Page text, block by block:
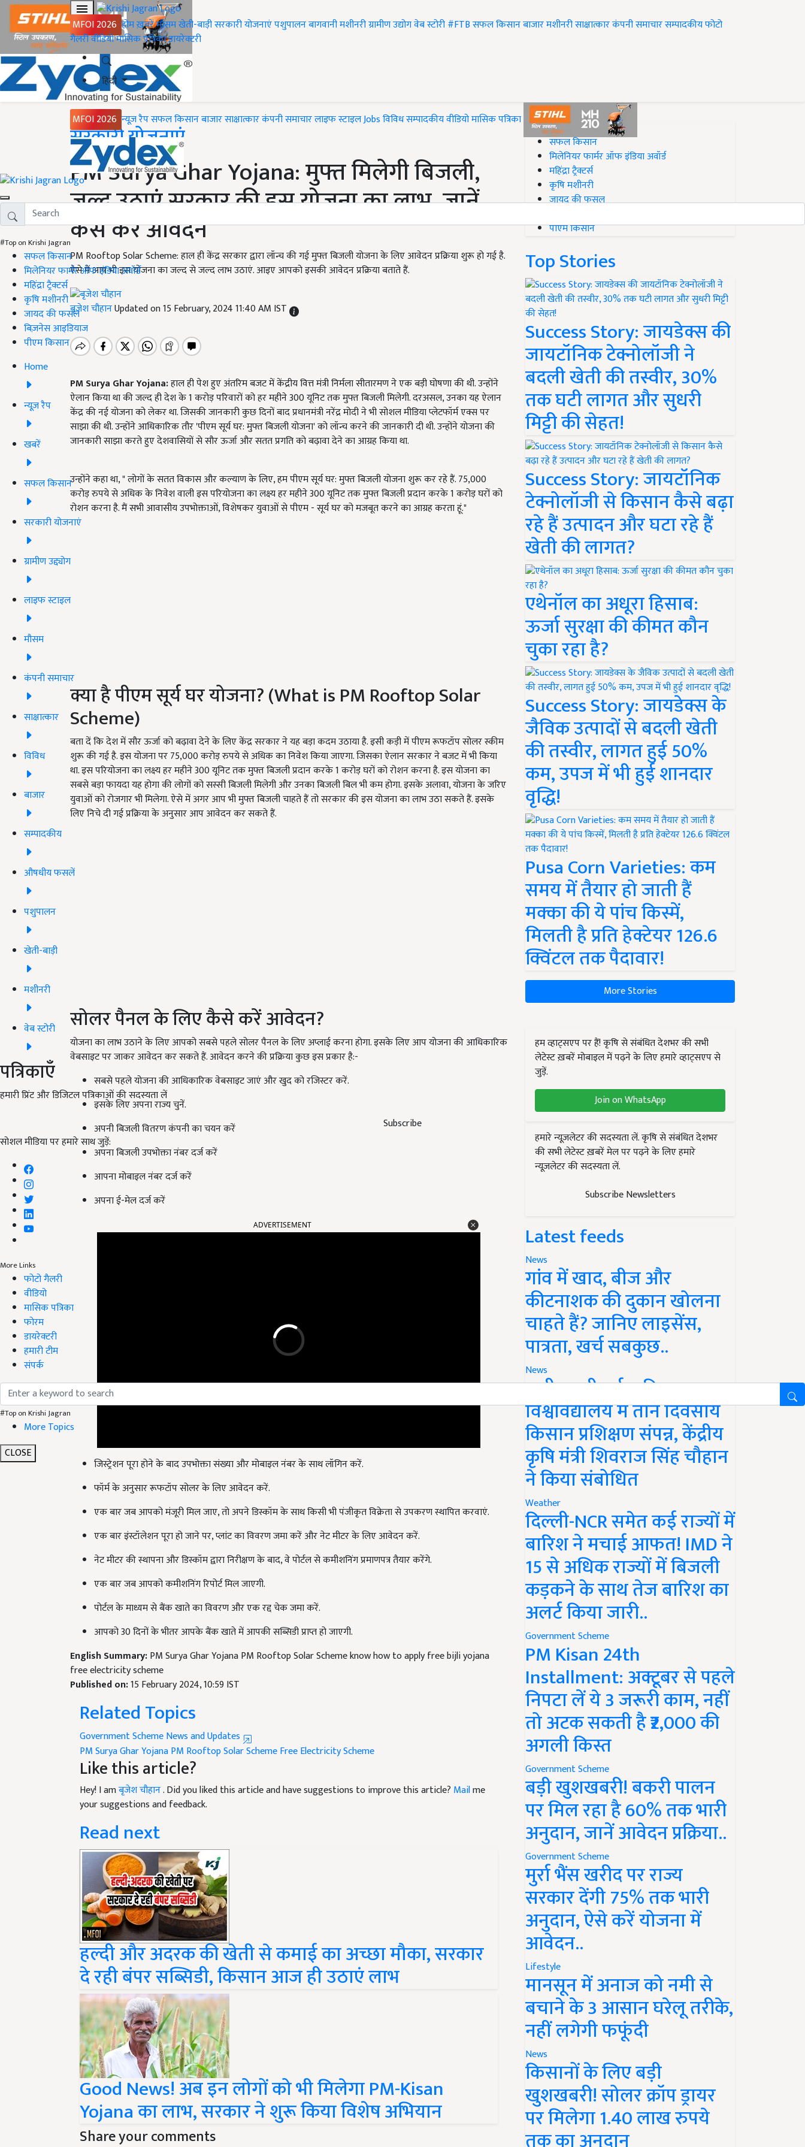
MFOI 2026 होमख़बरेंमौसमखेती-बाड़ीसरकारी योजनाएंपशुपालनबागवानीमशीनरीग्रामीण उद्योगवेब स्टोरी#FTBसफल किसानबाजारमशीनरीसाक्षात्कारकंपनी समाचारसम्पादकीयफोटो
गैलरीवीडियोमासिक पत्रिकाडायरेक्टरी
हिंदी
MFOI 2026 न्यूज़ रैपसफल किसानबाजारसाक्षात्कारकंपनी समाचारलाइफ स्टाइलJobsविविधसम्पादकीयवीडियोमासिक पत्रिका
#Top on Krishi Jagran
सफल किसान
मिलेनियर फार्मर ऑफ इंडिया अवॉर्ड
महिंद्रा ट्रैक्टर्स
कृषि मशीनरी
जायद की फसल
बिज़नेस आइडियाज
पीएम किसान
Home
न्यूज़ रैप
खबरें
सफल किसान
सरकारी योजनाएं
ग्रामीण उद्द्योग
लाइफ स्टाइल
मौसम
कंपनी समाचार
साक्षात्कार
विविध
बाजार
सम्पादकीय
औषधीय फसलें
पशुपालन
खेती-बाड़ी
मशीनरी
वेब स्टोरी
पत्रिकाएँ
हमारी प्रिंट और डिजिटल पत्रिकाओं की सदस्यता लें
Subscribe
सोशल मीडिया पर हमारे साथ जुड़ें:
More Links
फोटो गैलरी
वीडियो
मासिक पत्रिका
फोरम
डायरेक्टरी
हमारी टीम
संपर्क
#Top on Krishi Jagran
More Topics
CLOSE
Home
सरकारी योजनाएं
PM Surya Ghar Yojana: मुफ्त मिलेगी बिजली,
जल्द उठाएं सरकार की इस योजना का लाभ, जानें
कैसे करें आवेदन
PM Rooftop Solar Scheme: हाल ही केंद्र सरकार द्वारा लॉन्च की गई मुफ्त बिजली योजना के लिए आवेदन प्रक्रिया शुरू हो गई है.
ऐसे में आप भी इस योजना का जल्द से जल्द लाभ उठाएं. आइए आपको इसकी आवेदन प्रक्रिया बताते हैं.
बृजेश चौहानUpdated on 15 February, 2024 11:40 AM IST
PM Surya Ghar Yojana:हाल ही पेश हुए अंतरिम बजट में केंद्रीय वित्त मंत्री निर्मला सीतारमण ने एक बड़ी घोषणा की थी. उन्होंने
ऐलान किया था की जल्द ही देश के 1 करोड़ परिवारों को हर महीने 300 यूनिट तक मुफ्त बिजली मिलेगी. दरअसल, उनका यह ऐलान
केंद्र की नई योजना को लेकर था. जिसकी जानकारी कुछ दिनों बाद प्रधानमंत्री नरेंद्र मोदी ने भी सोशल मीडिया प्लेटफॉर्म एक्स पर
साझा की थी. उन्होंने आधिकारिक तौर 'पीएम सूर्य घर: मुफ्त बिजली योजना' को लॉन्च करने की जानकारी दी थी. उन्होंने योजना की
जानकारी साझा करते हुए देशवासियों से सौर ऊर्जा और सतत प्रगति को बढ़ावा देने का आग्रह किया था.
उन्होंने कहा था, " लोगों के सतत विकास और कल्याण के लिए, हम पीएम सूर्य घर: मुफ्त बिजली योजना शुरू कर रहे हैं. 75,000
करोड़ रुपये से अधिक के निवेश वाली इस परियोजना का लक्ष्य हर महीने 300 यूनिट तक मुफ्त बिजली प्रदान करके 1 करोड़ घरों को
रोशन करना है. मैं सभी आवासीय उपभोक्ताओं, विशेषकर युवाओं से पीएम - सूर्य घर को मजबूत करने का आग्रह करता हूं."
क्या है पीएम सूर्य घर योजना? (What is PM Rooftop Solar
Scheme)
बता दें कि देश में सौर ऊर्जा को बढ़ावा देने के लिए केंद्र सरकार ने यह बड़ा कदम उठाया है. इसी कड़ी में पीएम रूफटॉप सोलर स्कीम
शुरू की गई है. इस योजना पर 75,000 करोड़ रुपये से अधिक का निवेश किया जाएगा. जिसका ऐलान सरकार ने बजट में भी किया
था. इस परियोजना का लक्ष्य हर महीने 300 यूनिट तक मुफ्त बिजली प्रदान करके 1 करोड़ घरों को रोशन करना है. इस योजना का
सबसे बड़ा फायदा यह होगा की लोगों को सस्सी बिजली मिलेगी और उनका बिजली बिल भी कम होगा. इसके अलावा, योजना के जरिए
युवाओं को रोजगार भी मिलेगा. ऐसे में अगर आप भी मुफ्त बिजली चाहते हैं तो सरकार की इस योजना का लाभ उठा सकते हैं. इसके
लिए निचे दी गई प्रक्रिया के अनुसार आप आवेदन कर सकते हैं.
सोलर पैनल के लिए कैसे करें आवेदन?
योजना का लाभ उठाने के लिए आपको सबसे पहले सोलर पैनल के लिए अप्लाई करना होगा. इसके लिए आप योजना की आधिकारिक
वेबसाइट पर जाकर आवेदन कर सकते हैं. आवेदन करने की प्रक्रिया कुछ इस प्रकार है:-
सबसे पहले योजना की आधिकारिक वेबसाइट जाएं और खुद को रजिस्टर करें.
इसके लिए अपना राज्य चुनें.
अपनी बिजली वितरण कंपनी का चयन करें
अपना बिजली उपभोक्ता नंबर दर्ज करें
आपना मोबाइल नंबर दर्ज करें
अपना ई-मेल दर्ज करें
ADVERTISEMENT
जिस्ट्रेशन पूरा होने के बाद उपभोक्ता संख्या और मोबाइल नंबर के साथ लॉगिन करें.
फॉर्म के अनुसार रूफटॉप सोलर के लिए आवेदन करें.
एक बार जब आपको मंजूरी मिल जाए, तो अपने डिस्कॉम के साथ किसी भी पंजीकृत विक्रेता से उपकरण स्थापित करवाएं.
एक बार इंस्टॉलेशन पूरा हो जाने पर, प्लांट का विवरण जमा करें और नेट मीटर के लिए आवेदन करें.
नेट मीटर की स्थापना और डिस्कॉम द्वारा निरीक्षण के बाद, वे पोर्टल से कमीशनिंग प्रमाणपत्र तैयार करेंगे.
एक बार जब आपको कमीशनिंग रिपोर्ट मिल जाएगी.
पोर्टल के माध्यम से बैंक खाते का विवरण और एक रद्द चेक जमा करें.
आपको 30 दिनों के भीतर आपके बैंक खाते में आपकी सब्सिडी प्राप्त हो जाएगी.
English Summary:PM Surya Ghar Yojana PM Rooftop Solar Scheme know how to apply free bijli yojana
free electricity scheme
Published on:15 February 2024, 10:59 IST
Related Topics
Government Scheme News and Updates
PM Surya Ghar YojanaPM Rooftop Solar SchemeFree Electricity Scheme
Like this article?
Hey! I amबृजेश चौहान. Did you liked this article and have suggestions to improve this article? Mailme
your suggestions and feedback.
Read next
हल्दी और अदरक की खेती से कमाई का अच्छा मौका, सरकार
दे रही बंपर सब्सिडी, किसान आज ही उठाएं लाभ
Good News! अब इन लोगों को भी मिलेगा PM-Kisan
Yojana का लाभ, सरकार ने शुरू किया विशेष अभियान
Share your comments
#Top on Krishi Jagran
सफल किसान
मिलेनियर फार्मर ऑफ इंडिया अवॉर्ड
महिंद्रा ट्रैक्टर्स
कृषि मशीनरी
जायद की फसल
पीएम किसान
Top Stories
Success Story: जायडेक्स की
जायटॉनिक टेक्नोलॉजी ने
बदली खेती की तस्वीर, 30%
तक घटी लागत और सुधरी
मिट्टी की सेहत!
Success Story: जायटॉनिक
टेक्नोलॉजी से किसान कैसे बढ़ा
रहे हैं उत्पादन और घटा रहे हैं
खेती की लागत?
एथेनॉल का अधूरा हिसाब:
ऊर्जा सुरक्षा की कीमत कौन
चुका रहा है?
Success Story: जायडेक्स के
जैविक उत्पादों से बदली खेती
की तस्वीर, लागत हुई 50%
कम, उपज में भी हुई शानदार
वृद्धि!
Pusa Corn Varieties: कम
समय में तैयार हो जाती हैं
मक्का की ये पांच किस्में,
मिलती है प्रति हेक्टेयर 126.6
क्विंटल तक पैदावार!
More Stories
हम व्हाट्सएप पर हैं! कृषि से संबंधित देशभर की सभी
लेटेस्ट ख़बरें मोबाइल में पढ़ने के लिए हमारे व्हाट्सएप से
जुड़ें.
Join on WhatsApp
हमारे न्यूज़लेटर की सदस्यता लें. कृषि से संबंधित देशभर
की सभी लेटेस्ट ख़बरें मेल पर पढ़ने के लिए हमारे
न्यूज़लेटर की सदस्यता लें.
Subscribe Newsletters
Latest feeds
News
गांव में खाद, बीज और
कीटनाशक की दुकान खोलना
चाहते हैं? जानिए लाइसेंस,
पात्रता, खर्च सबकुछ..
News
रानी लक्ष्मीबाई कृषि
विश्वविद्यालय में तीन दिवसीय
किसान प्रशिक्षण संपन्न, केंद्रीय
कृषि मंत्री शिवराज सिंह चौहान
ने किया संबोधित
Weather
दिल्ली-NCR समेत कई राज्यों में
बारिश ने मचाई आफत! IMD ने
15 से अधिक राज्यों में बिजली
कड़कने के साथ तेज बारिश का
अलर्ट किया जारी..
Government Scheme
PM Kisan 24th
Installment: अक्टूबर से पहले
निपटा लें ये 3 जरूरी काम, नहीं
तो अटक सकती है ₹2,000 की
अगली किस्त
Government Scheme
बड़ी खुशखबरी! बकरी पालन
पर मिल रहा है 60% तक भारी
अनुदान, जानें आवेदन प्रक्रिया..
Government Scheme
मुर्रा भैंस खरीद पर राज्य
सरकार देंगी 75% तक भारी
अनुदान, ऐसे करें योजना में
आवेदन..
Lifestyle
मानसून में अनाज को नमी से
बचाने के 3 आसान घरेलू तरीके,
नहीं लगेगी फफूंदी
News
किसानों के लिए बड़ी
खुशखबरी! सोलर क्रॉप ड्रायर
पर मिलेगा 1.40 लाख रुपये